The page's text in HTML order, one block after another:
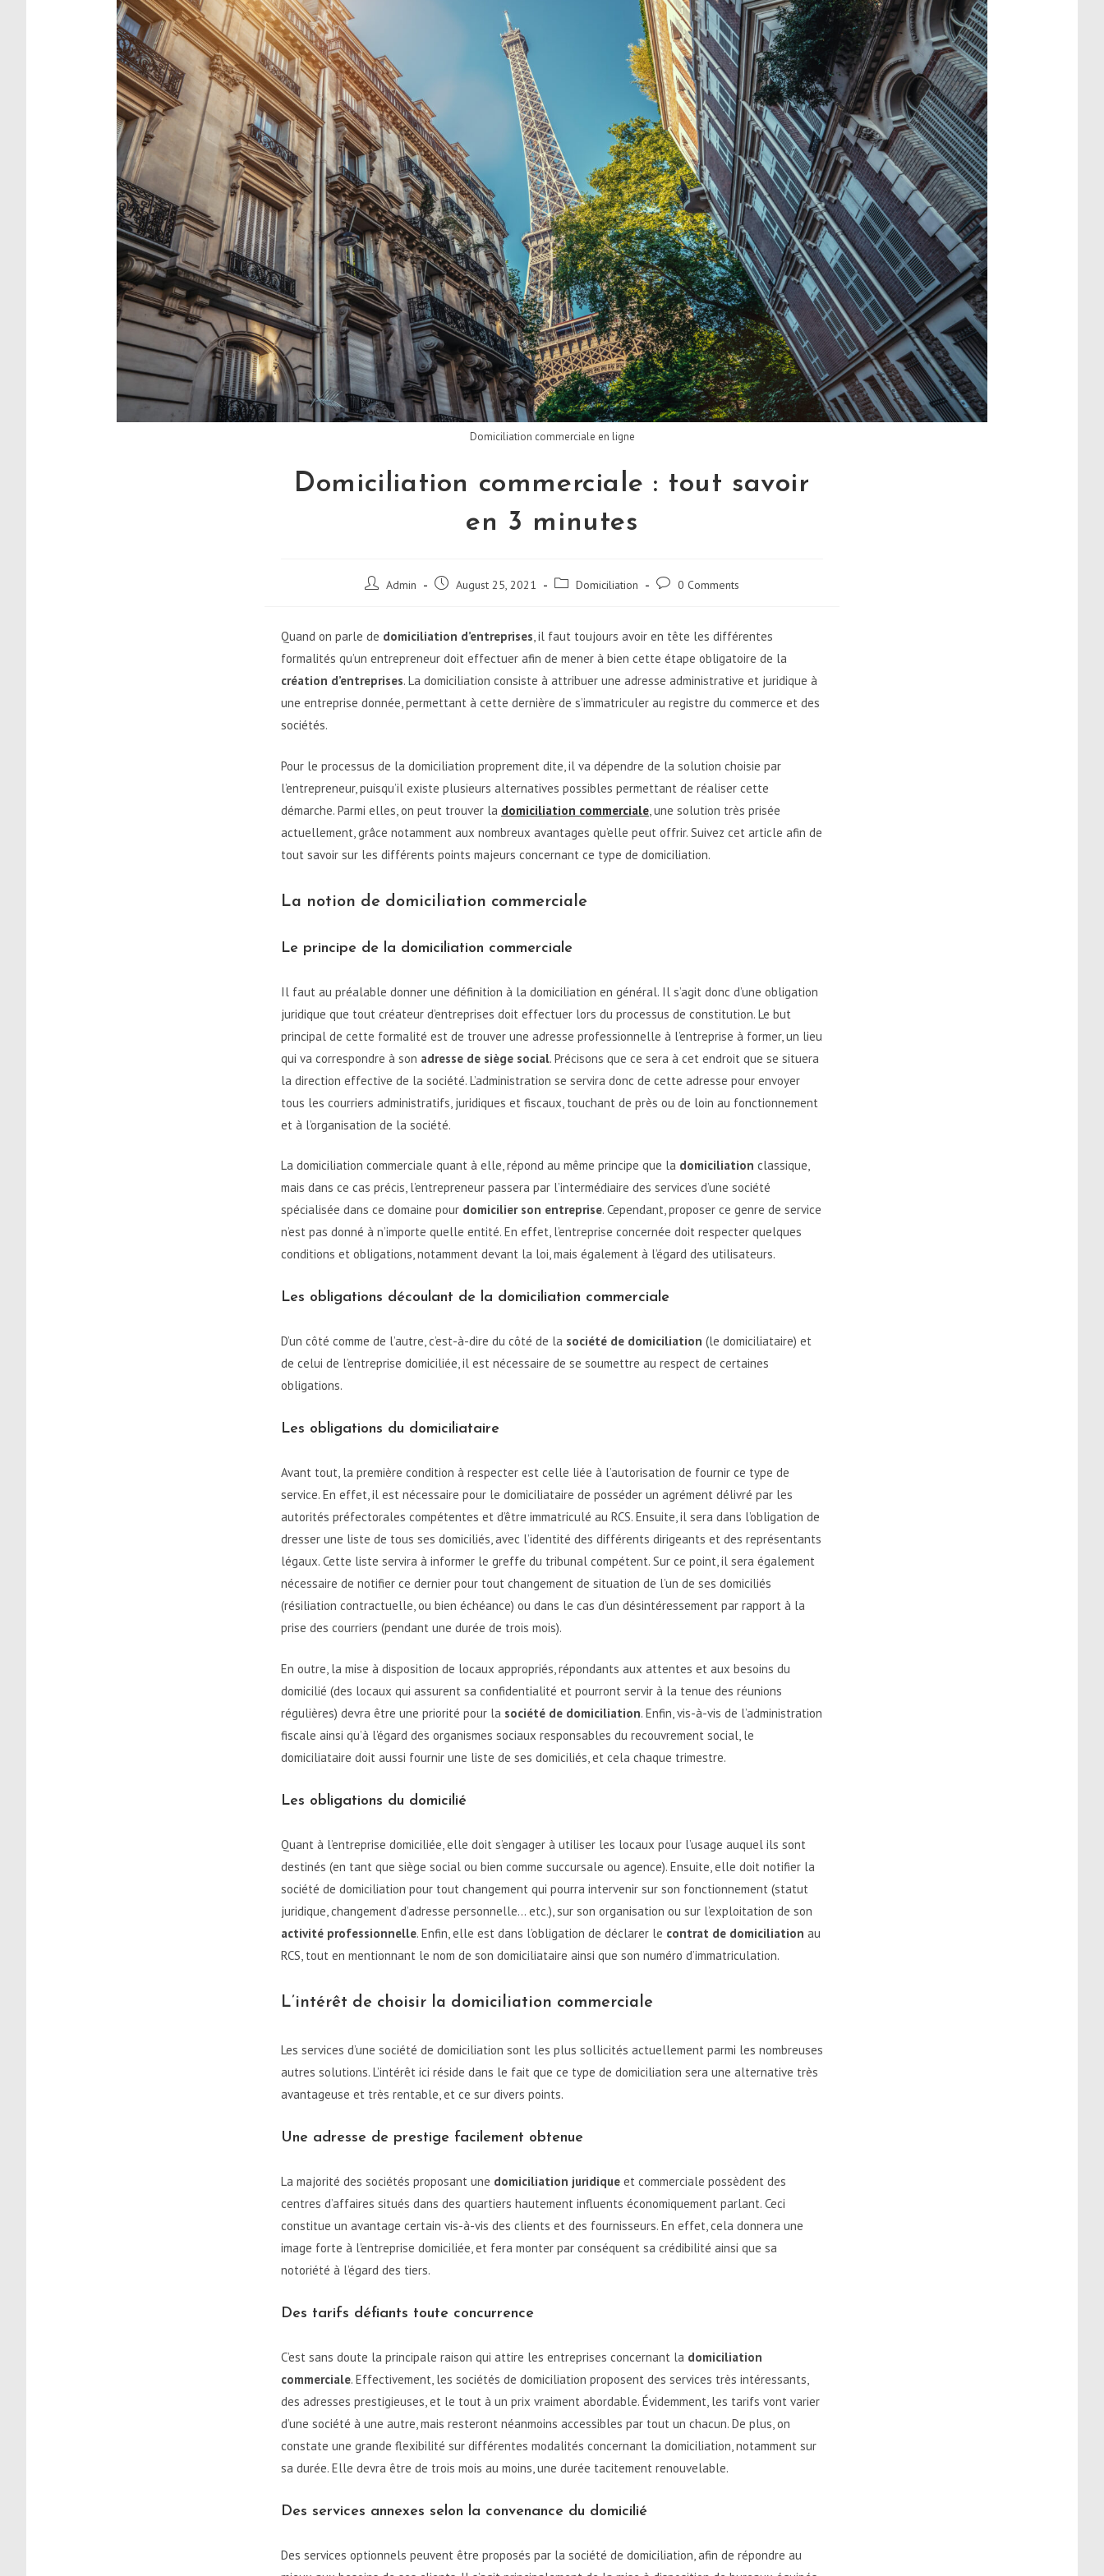
Domiciliation commerciale en ligne
Domiciliation commerciale : tout savoir
en 3 minutes
Post Admin
Post August 25, 2021
Post Domiciliation
Post 0 Comments
Quand on parle de domiciliation d’entreprises, il faut toujours avoir en tête les différentes
formalités qu’un entrepreneur doit effectuer afin de mener à bien cette étape obligatoire de la
création d’entreprises. La domiciliation consiste à attribuer une adresse administrative et juridique à
une entreprise donnée, permettant à cette dernière de s’immatriculer au registre du commerce et des
sociétés.
Pour le processus de la domiciliation proprement dite, il va dépendre de la solution choisie par
l’entrepreneur, puisqu’il existe plusieurs alternatives possibles permettant de réaliser cette
démarche. Parmi elles, on peut trouver la domiciliation commerciale, une solution très prisée
actuellement, grâce notamment aux nombreux avantages qu’elle peut offrir. Suivez cet article afin de
tout savoir sur les différents points majeurs concernant ce type de domiciliation.
La notion de domiciliation commerciale
Le principe de la domiciliation commerciale
Il faut au préalable donner une définition à la domiciliation en général. Il s’agit donc d’une obligation
juridique que tout créateur d’entreprises doit effectuer lors du processus de constitution. Le but
principal de cette formalité est de trouver une adresse professionnelle à l’entreprise à former, un lieu
qui va correspondre à son adresse de siège social. Précisons que ce sera à cet endroit que se situera
la direction effective de la société. L’administration se servira donc de cette adresse pour envoyer
tous les courriers administratifs, juridiques et fiscaux, touchant de près ou de loin au fonctionnement
et à l’organisation de la société.
La domiciliation commerciale quant à elle, répond au même principe que la domiciliation classique,
mais dans ce cas précis, l’entrepreneur passera par l’intermédiaire des services d’une société
spécialisée dans ce domaine pour domicilier son entreprise. Cependant, proposer ce genre de service
n’est pas donné à n’importe quelle entité. En effet, l’entreprise concernée doit respecter quelques
conditions et obligations, notamment devant la loi, mais également à l’égard des utilisateurs.
Les obligations découlant de la domiciliation commerciale
D’un côté comme de l’autre, c’est-à-dire du côté de la société de domiciliation (le domiciliataire) et
de celui de l’entreprise domiciliée, il est nécessaire de se soumettre au respect de certaines
obligations.
Les obligations du domiciliataire
Avant tout, la première condition à respecter est celle liée à l’autorisation de fournir ce type de
service. En effet, il est nécessaire pour le domiciliataire de posséder un agrément délivré par les
autorités préfectorales compétentes et d’être immatriculé au RCS. Ensuite, il sera dans l’obligation de
dresser une liste de tous ses domiciliés, avec l’identité des différents dirigeants et des représentants
légaux. Cette liste servira à informer le greffe du tribunal compétent. Sur ce point, il sera également
nécessaire de notifier ce dernier pour tout changement de situation de l’un de ses domiciliés
(résiliation contractuelle, ou bien échéance) ou dans le cas d’un désintéressement par rapport à la
prise des courriers (pendant une durée de trois mois).
En outre, la mise à disposition de locaux appropriés, répondants aux attentes et aux besoins du
domicilié (des locaux qui assurent sa confidentialité et pourront servir à la tenue des réunions
régulières) devra être une priorité pour la société de domiciliation. Enfin, vis-à-vis de l’administration
fiscale ainsi qu’à l’égard des organismes sociaux responsables du recouvrement social, le
domiciliataire doit aussi fournir une liste de ses domiciliés, et cela chaque trimestre.
Les obligations du domicilié
Quant à l’entreprise domiciliée, elle doit s’engager à utiliser les locaux pour l’usage auquel ils sont
destinés (en tant que siège social ou bien comme succursale ou agence). Ensuite, elle doit notifier la
société de domiciliation pour tout changement qui pourra intervenir sur son fonctionnement (statut
juridique, changement d’adresse personnelle… etc.), sur son organisation ou sur l’exploitation de son
activité professionnelle. Enfin, elle est dans l’obligation de déclarer le contrat de domiciliation au
RCS, tout en mentionnant le nom de son domiciliataire ainsi que son numéro d’immatriculation.
L’intérêt de choisir la domiciliation commerciale
Les services d’une société de domiciliation sont les plus sollicités actuellement parmi les nombreuses
autres solutions. L’intérêt ici réside dans le fait que ce type de domiciliation sera une alternative très
avantageuse et très rentable, et ce sur divers points.
Une adresse de prestige facilement obtenue
La majorité des sociétés proposant une domiciliation juridique et commerciale possèdent des
centres d’affaires situés dans des quartiers hautement influents économiquement parlant. Ceci
constitue un avantage certain vis-à-vis des clients et des fournisseurs. En effet, cela donnera une
image forte à l’entreprise domiciliée, et fera monter par conséquent sa crédibilité ainsi que sa
notoriété à l’égard des tiers.
Des tarifs défiants toute concurrence
C’est sans doute la principale raison qui attire les entreprises concernant la domiciliation
commerciale. Effectivement, les sociétés de domiciliation proposent des services très intéressants,
des adresses prestigieuses, et le tout à un prix vraiment abordable. Évidemment, les tarifs vont varier
d’une société à une autre, mais resteront néanmoins accessibles par tout un chacun. De plus, on
constate une grande flexibilité sur différentes modalités concernant la domiciliation, notamment sur
sa durée. Elle devra être de trois mois au moins, une durée tacitement renouvelable.
Des services annexes selon la convenance du domicilié
Des services optionnels peuvent être proposés par la société de domiciliation, afin de répondre au